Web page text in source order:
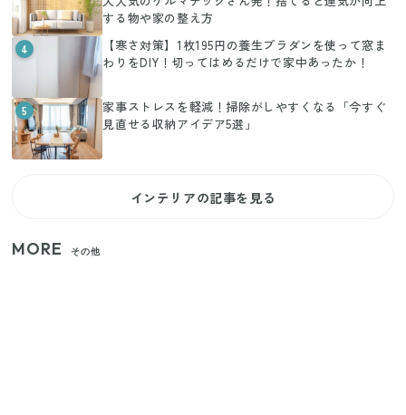
する物や家の整え方
4
【寒さ対策】1枚195円の養生プラダンを使って窓ま
わりをDIY！切ってはめるだけで家中あったか！
5
家事ストレスを軽減！掃除がしやすくなる「今すぐ
見直せる収納アイデア5選」
インテリアの記事を見る
MORE その他